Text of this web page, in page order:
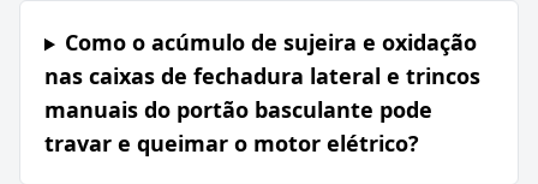
Como o acúmulo de sujeira e oxidação
nas caixas de fechadura lateral e trincos
manuais do portão basculante pode
travar e queimar o motor elétrico?